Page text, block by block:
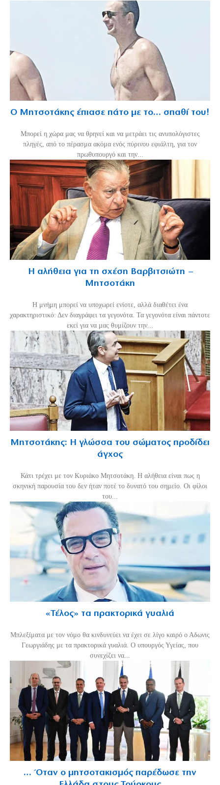
Ο Μητσοτάκης έπιασε πάτο με το… σπαθί του!
Mπορεί η χώρα μας να θρηνεί και να μετράει τις ανυπολόγιστες
πληγές, από το πέρασμα ακόμα ενός πύρινου εφιάλτη, για τον
πρωθυπουργό και την...
Η αλήθεια για τη σχέση Βαρβιτσιώτη –
Μητσοτάκη
H μνήμη μπορεί να υποχωρεί ενίοτε, αλλά διαθέτει ένα
χαρακτηριστικό: Δεν διαγράφει τα γεγονότα. Τα γεγονότα είναι πάντοτε
εκεί για να μας θυμίζουν την...
Μητσοτάκης: Η γλώσσα του σώματος προδίδει
άγχος
Κάτι τρέχει με τον Κυριάκο Μητσοτάκη. Η αλήθεια είναι πως η
σκηνική παρουσία του δεν ήταν ποτέ το δυνατό του σημείο. Οι φίλοι
του...
«Τέλος» τα πρακτορικά γυαλιά
Μπλεξίματα με τον νόμο θα κινδυνεύει να έχει σε λίγο καιρό ο Αδωνις
Γεωργιάδης με τα πρακτορικά γυαλιά. Ο υπουργός Υγείας, που
συνεχίζει να...
… Όταν ο μητσοτακισμός παρέδωσε την